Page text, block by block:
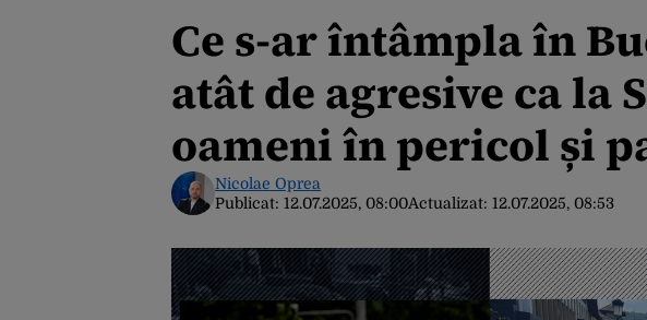
Ce s-ar întâmpla în
atât de agresive ca la
oameni în pericol și
Nicolae Oprea
Publicat: 12.07.2025, 08:00Actualizat: 12.07.2025, 08:53